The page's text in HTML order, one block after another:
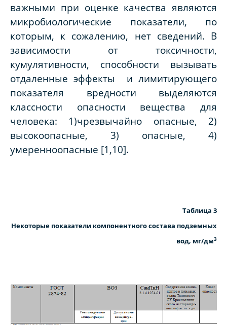
важными при оценке качества являются
микробиологические показатели, по
которым, к сожалению, нет сведений. В
зависимости от токсичности,
кумулятивности, способности вызывать
отдаленные эффекты и лимитирующего
показателя вредности выделяются
классности опасности вещества для
человека: 1)чрезвычайно опасные, 2)
высокоопасные, 3) опасные, 4)
умеренноопасные [1,10].
Таблица 3
Некоторые показатели компонентного состава подземных
вод, мг/дм3